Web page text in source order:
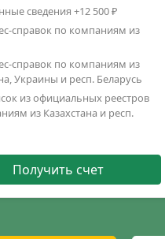
сведения +12 500 ₽
справок по компаниям из
справок по компаниям из
Украины и респ. Беларусь
из официальных реестров
из Казахстана и респ.
Получить счет